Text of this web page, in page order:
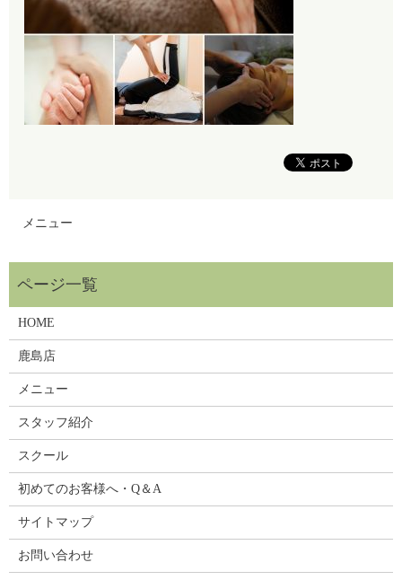
メニュー
HOME
鹿島店
メニュー
スタッフ紹介
スクール
初めてのお客様へ・Q＆A
サイトマップ
お問い合わせ